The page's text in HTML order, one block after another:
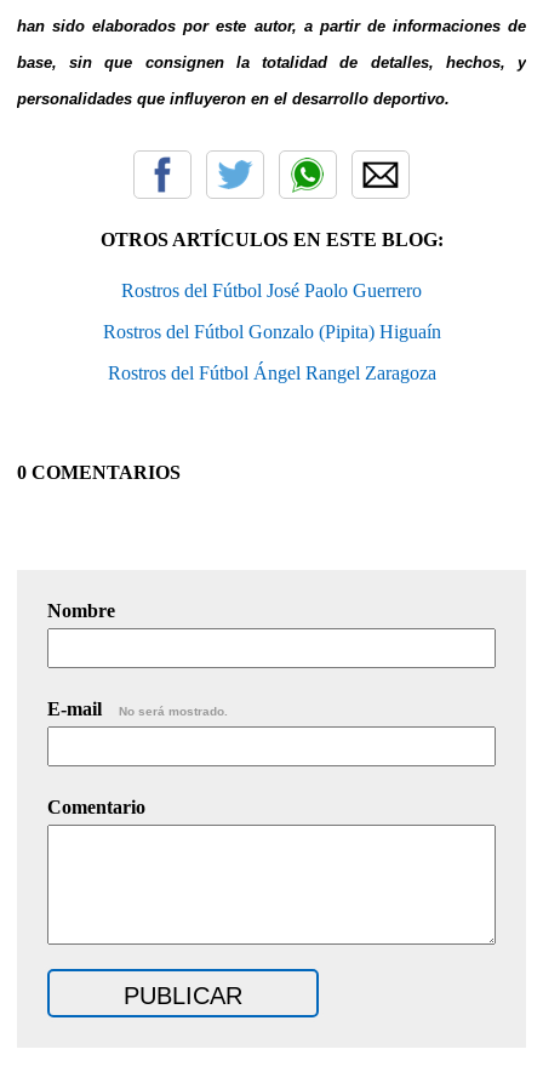
han sido elaborados por este autor, a partir de informaciones de
base, sin que consignen la totalidad de detalles, hechos, y
personalidades que influyeron en el desarrollo deportivo.
OTROS ARTÍCULOS EN ESTE BLOG:
Rostros del Fútbol José Paolo Guerrero
Rostros del Fútbol Gonzalo (Pipita) Higuaín
Rostros del Fútbol Ángel Rangel Zaragoza
0 COMENTARIOS
Nombre
E-mail No será mostrado.
Comentario